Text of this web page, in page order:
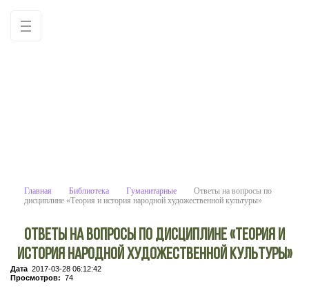
Главная Библиотека Гуманитарные
Ответы на вопросы по
дисциплине «Теория и история народной художественной культуры»
Ответы на вопросы по дисциплине «Теория и
история народной художественной культуры»
Дата 2017-03-28 06:12:42
Просмотров: 74